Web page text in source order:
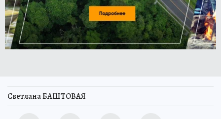
Светлана БАШТОВАЯ